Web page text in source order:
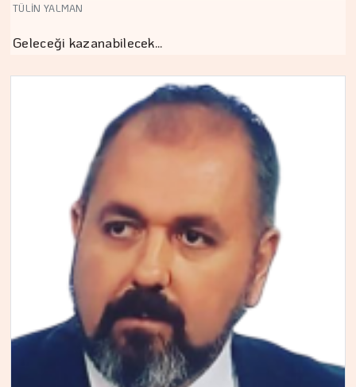
TÜLİN YALMAN
Geleceği kazanabilecek…